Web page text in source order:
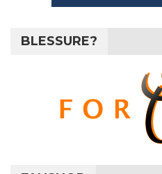
BLESSURE?